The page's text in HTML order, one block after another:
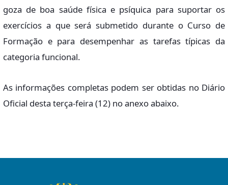
goza de boa saúde física e psíquica para suportar os
exercícios a que será submetido durante o Curso de
Formação e para desempenhar as tarefas típicas da
categoria funcional.
As informações completas podem ser obtidas no Diário
Oficial desta terça-feira (12) no anexo abaixo.